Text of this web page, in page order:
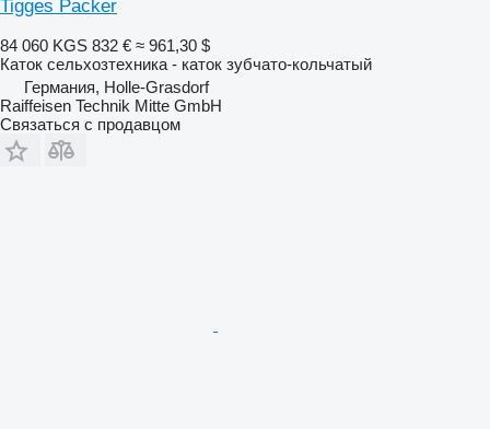
Tigges Packer
84 060 KGS 832 € ≈ 961,30 $
Каток сельхозтехника - каток зубчато-кольчатый
Германия, Holle-Grasdorf
Raiffeisen Technik Mitte GmbH
Связаться с продавцом